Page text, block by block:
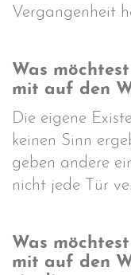
Vergangenheit
Was
mit auf den
Die eigene
keinen Sinn
geben andere
nicht jede Tür
Was
mit auf den